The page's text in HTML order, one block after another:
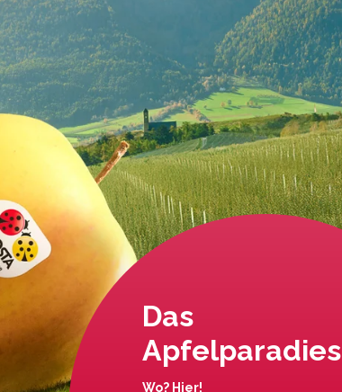
Das
Apfelparadies
Wo? Hier!